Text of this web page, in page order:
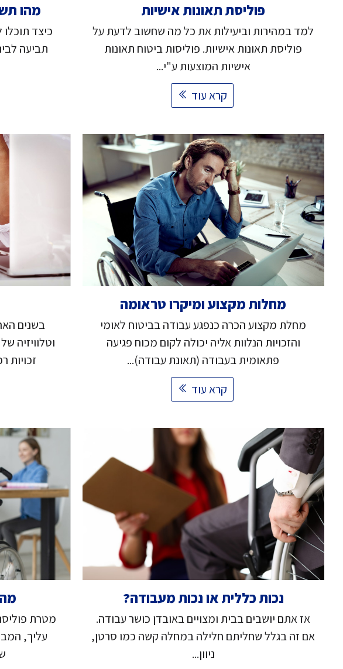
פוליסת תאונות אישיות
למד במהירות וביעילות את כל מה שחשוב לדעת על
פוליסת תאונות אישיות. פוליסות ביטוח תאונות
אישיות המוצעות ע"י...
קרא עוד
מהו
כיצד
תביעה
מחלות מקצוע ומיקרו טראומה
מחלת מקצוע הכרה כנפגע עבודה בביטוח לאומי
והזכויות הנלוות אליה יכולה לקום מכוח פגיעה
פתאומית בעבודה (תאונת עבודה)...
קרא עוד
בשנים
וטלוויזיה
זכויות
נכות כללית או נכות מעבודה?
אז אתם יושבים בבית ומצויים באובדן כושר עבודה.
אם זה בגלל שחליתם חלילה במחלה קשה כמו סרטן,
ניוון...
מטרת
עליך,